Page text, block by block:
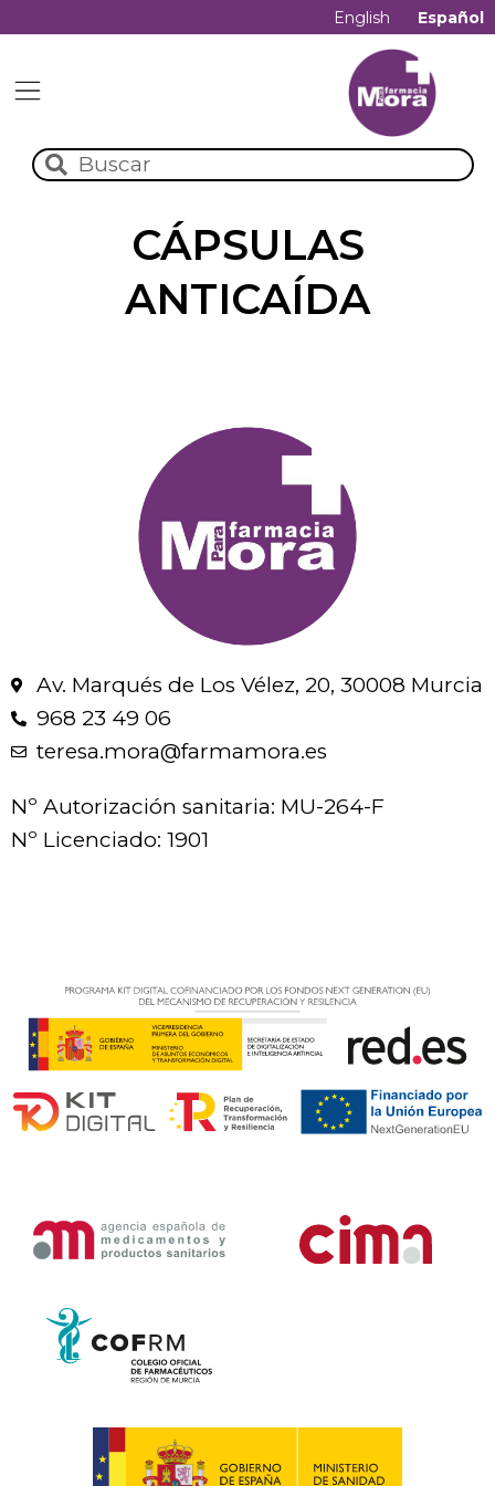
English Español
CÁPSULAS
ANTICAÍDA
Av. Marqués de Los Vélez, 20, 30008 Murcia
968 23 49 06
teresa.mora@farmamora.es
Nº Autorización sanitaria: MU-264-F
Nº Licenciado: 1901